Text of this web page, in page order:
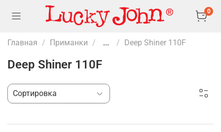
0
Главная Приманки ... Deep Shiner 110F
Deep Shiner 110F